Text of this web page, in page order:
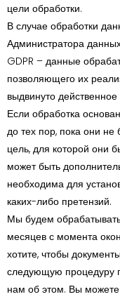
цели обработки.
В случае обработки
Администратора
GDPR – данные
позволяющего их
выдвинуто
Если обработка
до тех пор, пока они не
цель, для которой они
может быть
необходима для
каких-либо претензий.
Мы будем
месяцев с момента
хотите, чтобы
следующую процедуру
нам об этом. Вы можете